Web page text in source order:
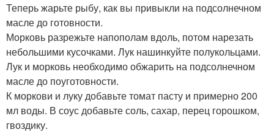
Теперь жарьте рыбу, как вы привыкли на подсолнечном
масле до готовности.
Морковь разрежьте напополам вдоль, потом нарезать
небольшими кусочками. Лук нашинкуйте полукольцами.
Лук и морковь необходимо обжарить на подсолнечном
масле до поуготовности.
К моркови и луку добавьте томат пасту и примерно 200
мл воды. В соус добавьте соль, сахар, перец горошком,
гвоздику.